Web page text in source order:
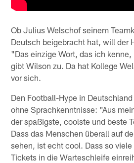
Ob Julius Welschof seinem
Deutsch beigebracht hat, will der
"Das einzige Wort, das ich
gibt Wilson zu. Da hat Kollege
vor sich.
Den Football-Hype in
ohne Sprachkenntnisse: "Aus
der spaßigste, coolste und beste
Dass das Menschen überall auf
sehen, ist echt cool. Dass so
Tickets in die Warteschleife